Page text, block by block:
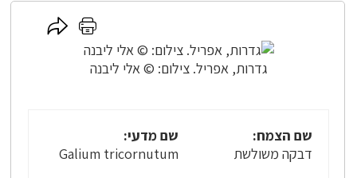
גדרות, אפריל. צילום: © אלי ליבנה
לחץ
לחץ
כאן
לשיתוף
שם הצמח:
דבקה משולשת
שם מדעי:
Galium tricornutum